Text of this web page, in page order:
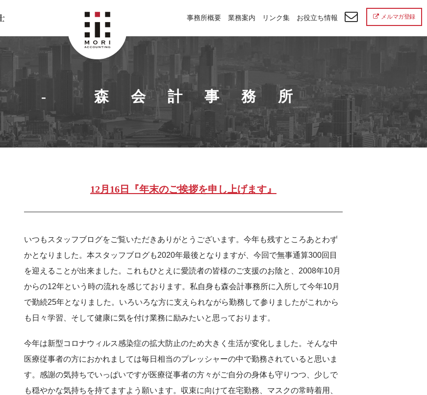
北関東 足利市の公認会計士・税理士事務所 森会計事務所
事務所概要 業務案内 リンク集 お役立ち情報 メルマガ登録
- 森会計事務所
12月16日『年末のご挨拶を申し上げます』
いつもスタッフブログをご覧いただきありがとうございます。今年も残すところあとわず
かとなりました。本スタッフブログも2020年最後となりますが、今回で無事通算300回目
を迎えることが出来ました。これもひとえに愛読者の皆様のご支援のお陰と、2008年10月
からの12年という時の流れを感じております。私自身も森会計事務所に入所して今年10月
で勤続25年となりました。いろいろな方に支えられながら勤務して参りましたがこれから
も日々学習、そして健康に気を付け業務に励みたいと思っております。
今年は新型コロナウィルス感染症の拡大防止のため大きく生活が変化しました。そんな中
医療従事者の方におかれましては毎日相当のプレッシャーの中で勤務されていると思いま
す。感謝の気持ちでいっぱいですが医療従事者の方々がご自分の身体も守りつつ、少しで
も穏やかな気持ちを持てますよう願います。収束に向けて在宅勤務、マスクの常時着用、